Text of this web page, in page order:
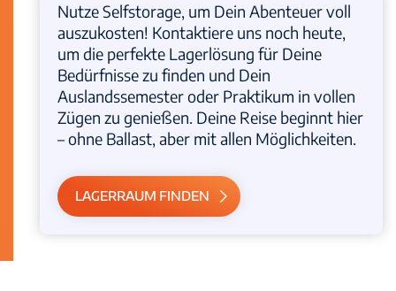
Nutze Selfstorage, um Dein Abenteuer voll
auszukosten! Kontaktiere uns noch heute,
um die perfekte Lagerlösung für Deine
Bedürfnisse zu finden und Dein
Auslandssemester oder Praktikum in vollen
Zügen zu genießen. Deine Reise beginnt hier
– ohne Ballast, aber mit allen Möglichkeiten.
LAGERRAUM FINDEN